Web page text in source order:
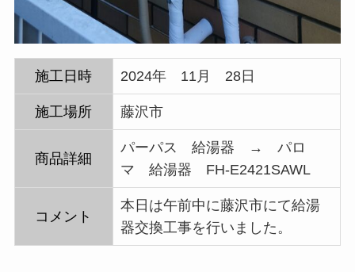
施工日時 2024年 11月 28日
施工場所 藤沢市
商品詳細
パーパス 給湯器 → パロ
マ 給湯器 FH-E2421SAWL
コメント
本日は午前中に藤沢市にて給湯
器交換工事を行いました。